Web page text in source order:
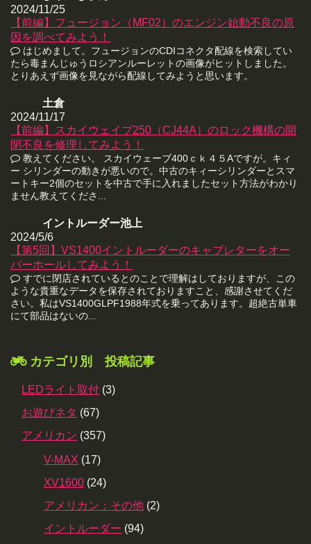
2024/11/25
【前編】フュージョン（MF02）のエンジン始動不良の原
因を調べてみよう！
はじめまして。フュージョンのCDIコネクタ配線を検索してい
たら毒まんじゅうロシアンルーレットの画像がヒットしました。
とりあえず画像を見ながら配線してみようと思います。
土倉
2024/11/17
【前編】スカイウェイブ250（CJ44A）のロック機構の開
閉不良を修理してみよう！
教えてください。 スカイウェーブ400ｃｋ４５Aですが。キィ
ー シリンダーの動きが悪いので。中古のキィーシリンダーとスマ
ートキー2個のセットを中古で手に入れましたセット方法がわかり
ません教えてくださ...
イントルーダー池上
2024/5/6
【第5回】VS1400イントルーダーのキャブレターをオー
バーホールしてみよう！
すでに閉店されているとのことで理解はしておりますが、この
ような貴重なデータを保存されておりますこと、感謝させてくだ
さい。私はVS1400GLPF1988年式を乗ってあります。超絶古単車
にて部品はないの...
カテゴリ別 投稿記事
LEDライト取付 (3)
お遊びネタ (67)
アメリカン (357)
V-MAX (17)
XV1600 (24)
アメリカン：その他 (2)
イントルーダー (94)